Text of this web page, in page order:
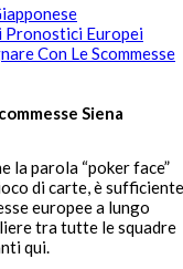
Pronostici Europei
Con Le Scommesse
Siena
la parola “poker face”
di carte, è sufficiente
europee a lungo
tra tutte le squadre
qui.